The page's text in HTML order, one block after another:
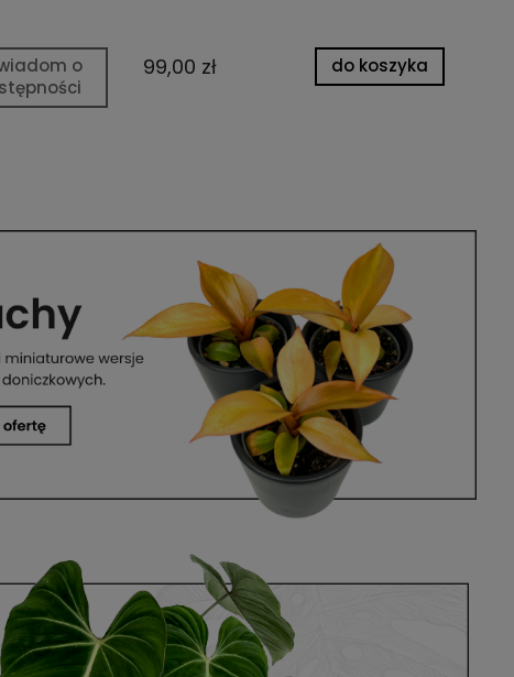
o
99,00 zł do koszyka